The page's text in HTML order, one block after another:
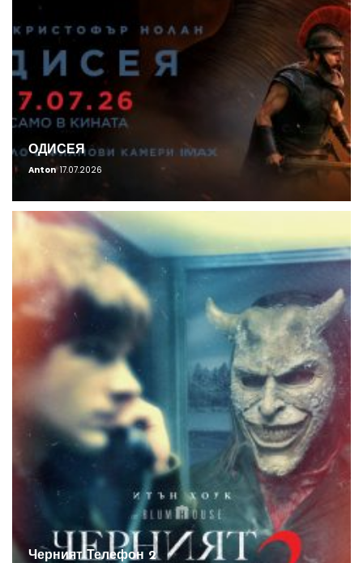
ОДИСЕЯ
Anton 17.07.2026
Черният Телефон 2